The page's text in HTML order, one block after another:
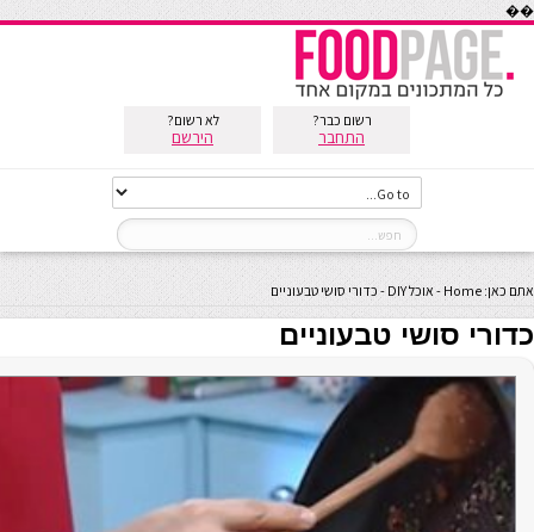
��
רשום כבר?
התחבר
לא רשום?
הירשם
אתם כאן: Home
- אוכל DIY - כדורי סושי טבעוניים
כדורי סושי טבעוניים